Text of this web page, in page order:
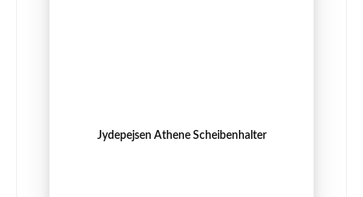
Jydepejsen Athene Scheibenhalter